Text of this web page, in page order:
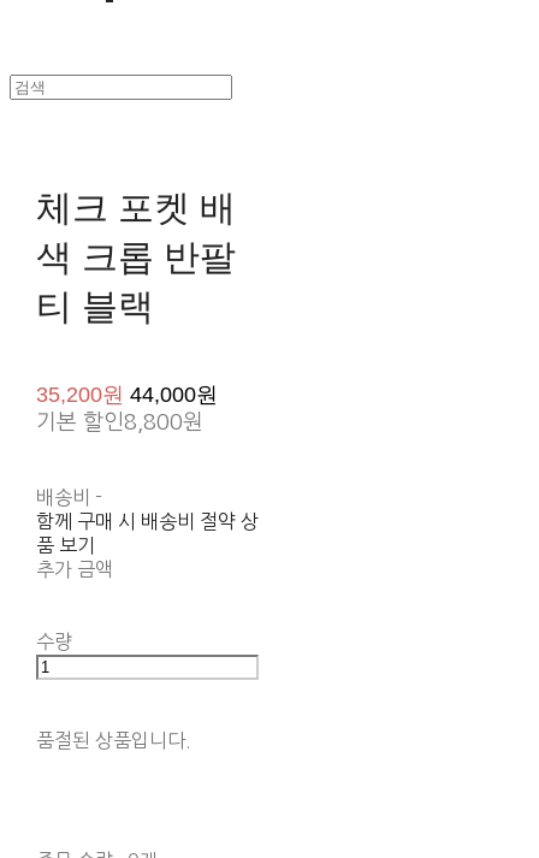
체크 포켓 배
색 크롭 반팔
티 블랙
35,200원 44,000원
기본 할인8,800원
배송비 -
함께 구매 시 배송비 절약 상
품 보기
추가 금액
수량
품절된 상품입니다.